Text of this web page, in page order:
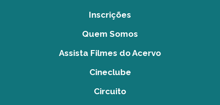
Inscrições
Quem Somos
Assista Filmes do Acervo
Cineclube
Circuito